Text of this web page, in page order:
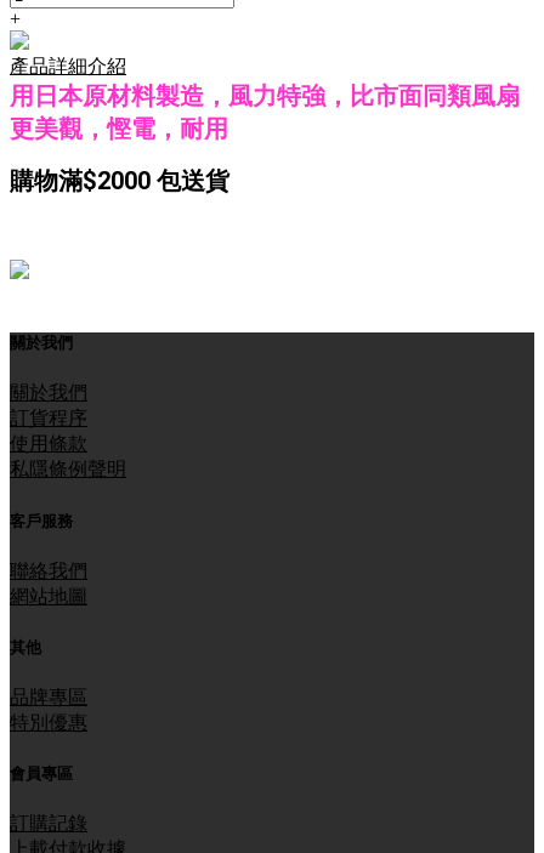
+
產品詳細介紹
用日本原材料製造，風力特強，比市面同類風扇
更美觀，慳電，耐用
購物滿$2000 包送貨
關於我們
關於我們
訂貨程序
使用條款
私隱條例聲明
客戶服務
聯絡我們
網站地圖
其他
品牌專區
特別優惠
會員專區
訂購記錄